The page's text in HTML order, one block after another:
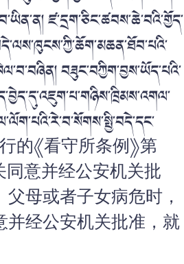
ཛ་དྲག་ཅིང་ཚབས་ཆེ་བའི་གྱོད་
བཟུང་བཀྱིག་བྱས་ཡོད་པའི་
的《看守所条例》第
意并经公安机关批
母或者子女病危时，
经公安机关批准，就